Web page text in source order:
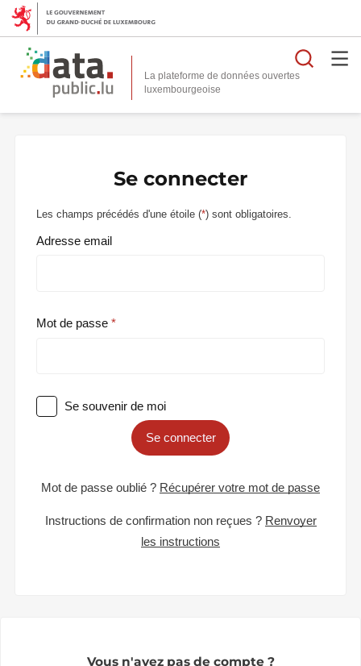
La plateforme de données ouvertes
Se connecter
Les champs précédés d'une étoile (*) sont obligatoires.
Adresse email
Mot de passe
Se souvenir de moi
Se connecter
Mot de passe oublié ? Récupérer votre mot de passe
Instructions de confirmation non reçues ? Renvoyer
les instructions
Vous n'avez pas de compte ?